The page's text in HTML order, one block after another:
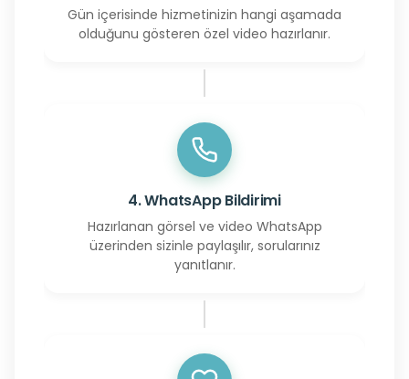
Gün içerisinde hizmetinizin hangi aşamada
olduğunu gösteren özel video hazırlanır.
4. WhatsApp Bildirimi
Hazırlanan görsel ve video WhatsApp
üzerinden sizinle paylaşılır, sorularınız
yanıtlanır.